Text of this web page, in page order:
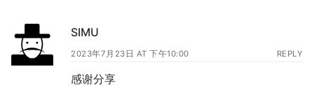
SIMU
2023年7月23日 AT 下午10:00 REPLY
感谢分享